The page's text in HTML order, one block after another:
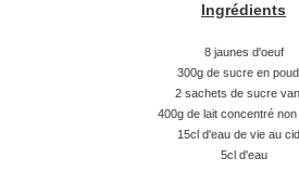
Ingrédients
8 jaunes d'oeuf
300g de sucre en
2 sachets de sucre
400g de lait concentré
15cl d'eau de vie au
5cl d'eau